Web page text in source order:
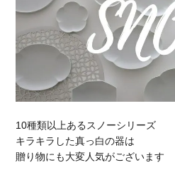
10種類以上あるスノーシリーズ
キラキラした真っ白の器は
贈り物にも大変人気がございます